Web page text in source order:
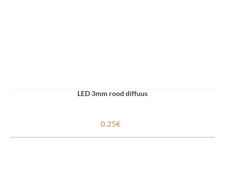
LED 3mm rood diffuus
0.25€